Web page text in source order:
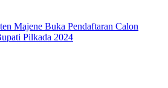
Majene Buka Pendaftaran Calon
Pilkada 2024